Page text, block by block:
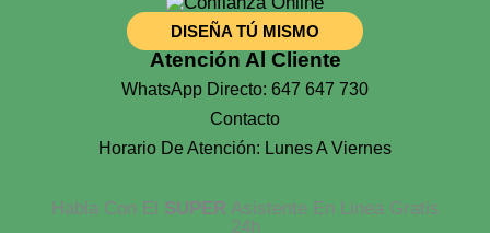
DISEÑA TÚ MISMO
Atención Al Cliente
WhatsApp Directo: 647 647 730
Contacto
Horario De Atención: Lunes A Viernes
Habla Con El SUPERAsistente En Linea Gratis
24h